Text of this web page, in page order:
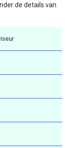
de details van